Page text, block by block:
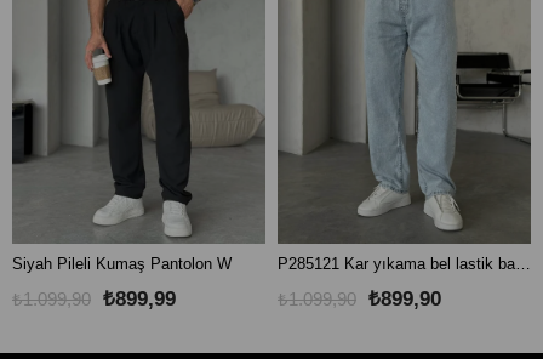
Siyah Pileli Kumaş Pantolon W
₺899,99
₺1.099,90 ₺899,90
₺1.099,90